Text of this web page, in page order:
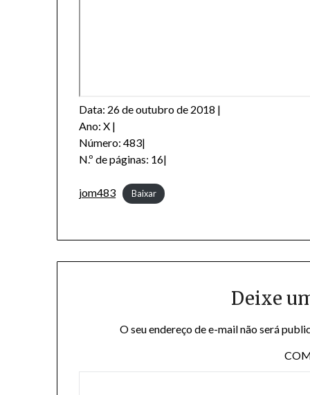
Data: 26 de outubro de 2018 |
Ano: X |
Número: 483|
N.º de páginas: 16|
jom483 Baixar
Deixe
O seu endereço de e-mail não será